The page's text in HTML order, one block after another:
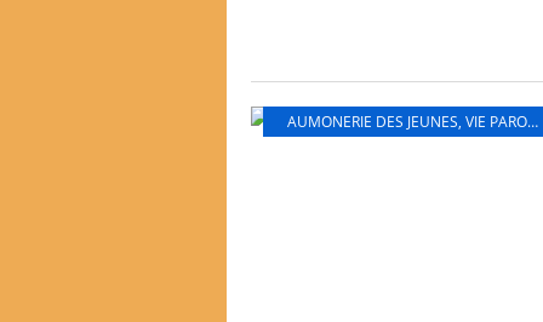
AUMONERIE DES JEUNES, VIE PAROISSIALE